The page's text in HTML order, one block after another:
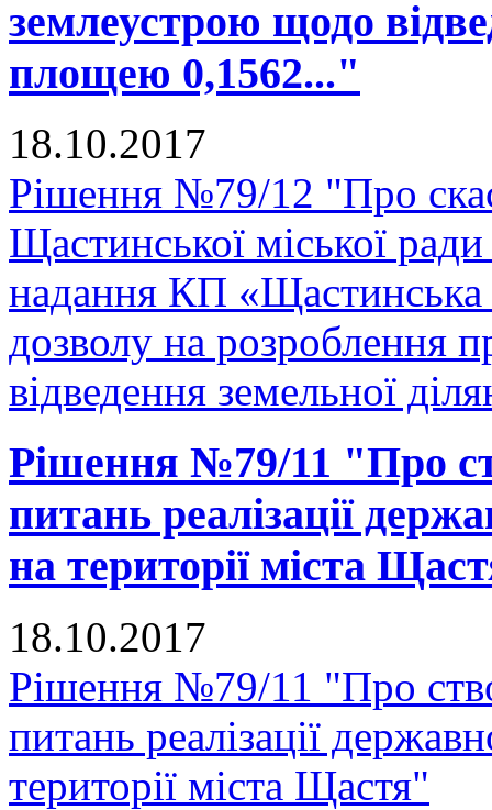
землеустрою щодо
площею 0,1562..."
18.10.2017
Рішення №79/12 "Про
Щастинської міської
надання КП «Щастинська
дозволу на розроблення
відведення земельної
Рішення №79/11 "Про
питань реалізації
на території міста
18.10.2017
Рішення №79/11 "Про
питань реалізації
території міста Щастя"